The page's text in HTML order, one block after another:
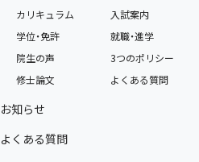
カリキュラム
入試案内
学位・免許
就職・進学
院生の声
3つのポリシー
修士論文
よくある質問
お知らせ
よくある質問